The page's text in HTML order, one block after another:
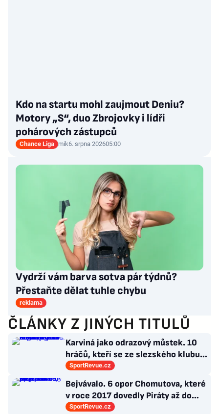
Kdo na startu mohl zaujmout Deniu?
Motory „S“, duo Zbrojovky i lídři
pohárových zástupců
Chance Liga mik6. srpna 202605:00
Vydrží vám barva sotva pár týdnů?
Přestaňte dělat tuhle chybu
reklama
ČLÁNKY Z JINÝCH TITULŮ
Karviná jako odrazový můstek. 10
hráčů, kteří se ze slezského klubu
probili k lukrativnímu angažmá
SportRevue.cz
Bejvávalo. 6 opor Chomutova, které
v roce 2017 dovedly Piráty až do
semifinále play-off
SportRevue.cz